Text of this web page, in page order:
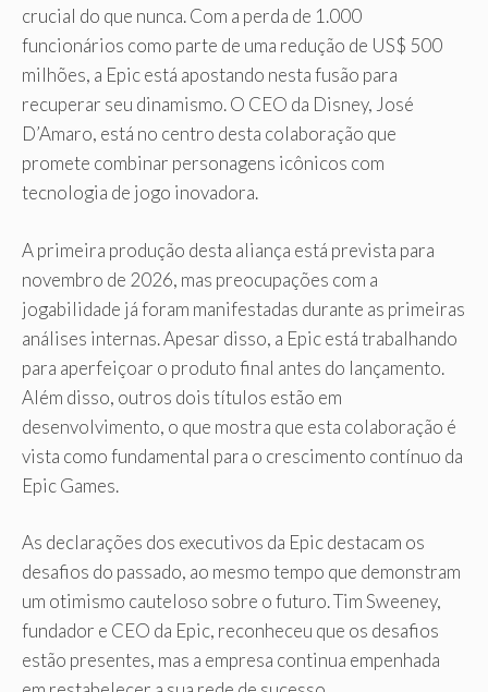
crucial do que nunca. Com a perda de 1.000
funcionários como parte de uma redução de US$ 500
milhões, a Epic está apostando nesta fusão para
recuperar seu dinamismo. O CEO da Disney, José
D’Amaro, está no centro desta colaboração que
promete combinar personagens icônicos com
tecnologia de jogo inovadora.
A primeira produção desta aliança está prevista para
novembro de 2026, mas preocupações com a
jogabilidade já foram manifestadas durante as primeiras
análises internas. Apesar disso, a Epic está trabalhando
para aperfeiçoar o produto final antes do lançamento.
Além disso, outros dois títulos estão em
desenvolvimento, o que mostra que esta colaboração é
vista como fundamental para o crescimento contínuo da
Epic Games.
As declarações dos executivos da Epic destacam os
desafios do passado, ao mesmo tempo que demonstram
um otimismo cauteloso sobre o futuro. Tim Sweeney,
fundador e CEO da Epic, reconheceu que os desafios
estão presentes, mas a empresa continua empenhada